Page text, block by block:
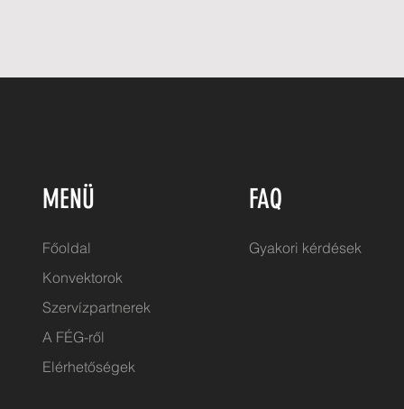
MENÜ
Főoldal
Konvektorok
Szervízpartnerek
A FÉG-ről
Elérhetőségek
FAQ
Gyakori kérdések